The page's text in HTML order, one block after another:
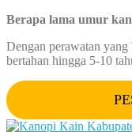
Berapa lama umur
Dengan perawatan
bertahan hingga 5-10